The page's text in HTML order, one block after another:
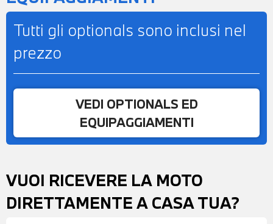
Tutti gli optionals sono inclusi nel
prezzo
VEDI OPTIONALS ED
EQUIPAGGIAMENTI
VUOI RICEVERE LA MOTO
DIRETTAMENTE A CASA TUA?